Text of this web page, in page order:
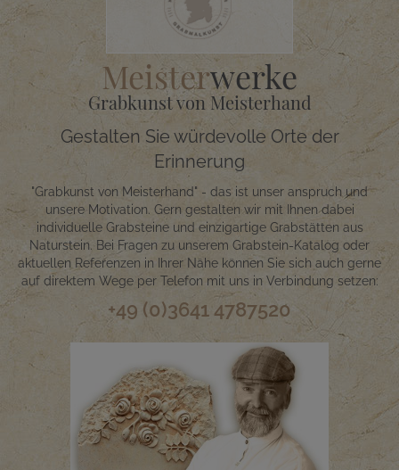
Meisterwerke
Grabkunst von Meisterhand
Gestalten Sie würdevolle Orte der
Erinnerung
"Grabkunst von Meisterhand" - das ist unser anspruch und
unsere Motivation. Gern gestalten wir mit Ihnen dabei
individuelle Grabsteine und einzigartige Grabstätten aus
Naturstein. Bei Fragen zu unserem Grabstein-Katalog oder
aktuellen Referenzen in Ihrer Nähe können Sie sich auch gerne
auf direktem Wege per Telefon mit uns in Verbindung setzen:
+49 (0)3641 4787520